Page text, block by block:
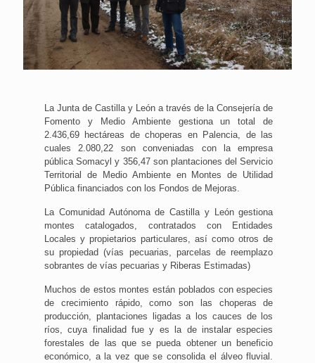
La Junta de Castilla y León a través de la Consejería de
Fomento y Medio Ambiente gestiona un total de
2.436,69 hectáreas de choperas en Palencia, de las
cuales 2.080,22 son conveniadas con la empresa
pública Somacyl y 356,47 son plantaciones del Servicio
Territorial de Medio Ambiente en Montes de Utilidad
Pública financiados con los Fondos de Mejoras.
La Comunidad Autónoma de Castilla y León gestiona
montes catalogados, contratados con Entidades
Locales y propietarios particulares, así como otros de
su propiedad (vías pecuarias, parcelas de reemplazo
sobrantes de vías pecuarias y Riberas Estimadas)
Muchos de estos montes están poblados con especies
de crecimiento rápido, como son las choperas de
producción, plantaciones ligadas a los cauces de los
ríos, cuya finalidad fue y es la de instalar especies
forestales de las que se pueda obtener un beneficio
económico, a la vez que se consolida el álveo fluvial.